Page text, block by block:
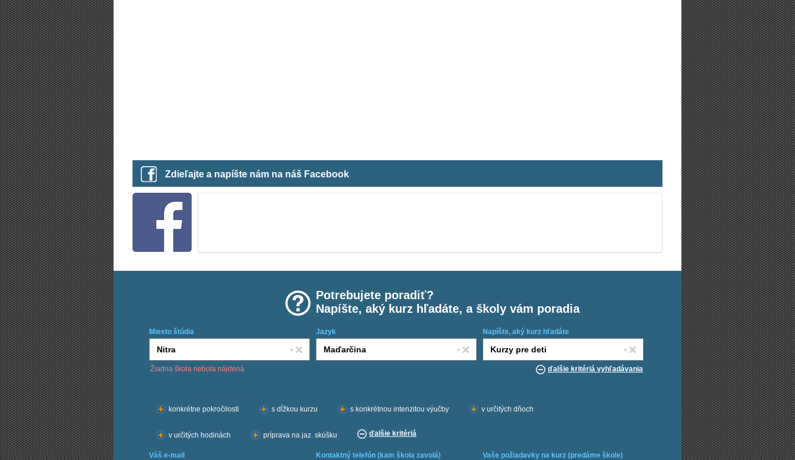
Zdieľajte a napíšte nám na náš Facebook
Potrebujete poradiť?
Napíšte, aký kurz hľadáte, a školy vám poradia
Miesto štúdia Jazyk Napíšte, aký kurz hľadáte
Žiadna škola nebola nájdená ďalšie kritériá vyhľadávania
konkrétne pokročilosti
s dĺžkou kurzu s konkrétnou intenzitou výučby v určitých dňoch
v určitých hodinách príprava na jaz. skúšku ďalšie kritériá
Váš e-mail Kontaktný telefón (kam škola zavolá) Vaše požiadavky na kurz (predáme škole)